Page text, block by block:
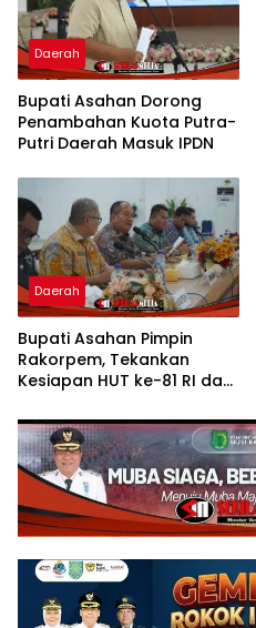
Daerah
Bupati Asahan Dorong
Penambahan Kuota Putra-
Putri Daerah Masuk IPDN
Daerah
Bupati Asahan Pimpin
Rakorpem, Tekankan
Kesiapan HUT ke-81 RI dan
Prioritas 2027